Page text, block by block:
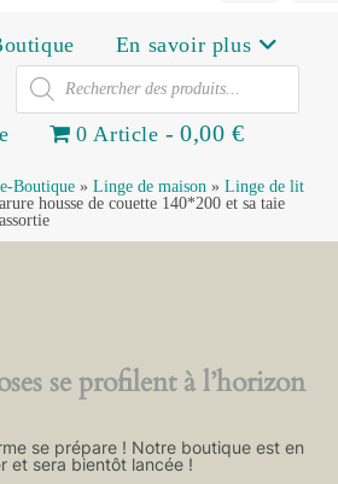
En savoir plus
0 Article 0,00 €
e-Boutique » Linge de maison » Linge de lit
housse de couette 140*200 et sa taie
se profilent à l’horizon
se prépare ! Notre boutique est en
et sera bientôt lancée !